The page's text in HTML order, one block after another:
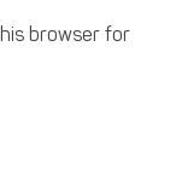
browser for